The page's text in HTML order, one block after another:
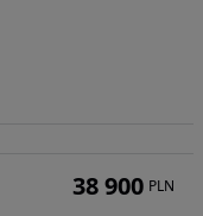
38 900 PLN